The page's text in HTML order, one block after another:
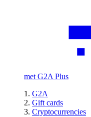
met G2A Plus
G2A
Gift cards
Cryptocurrencies